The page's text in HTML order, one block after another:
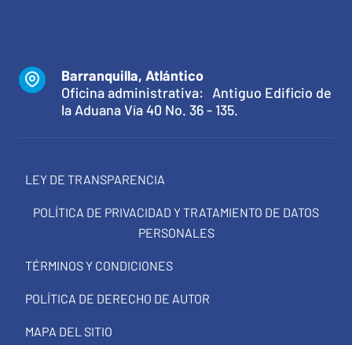
Barranquilla, Atlántico
Oficina administrativa: Antiguo Edificio de
la Aduana Vía 40 No. 36 - 135.
LEY DE TRANSPARENCIA
POLÍTICA DE PRIVACIDAD Y TRATAMIENTO DE DATOS
PERSONALES
TÉRMINOS Y CONDICIONES
POLÍTICA DE DERECHO DE AUTOR
MAPA DEL SITIO